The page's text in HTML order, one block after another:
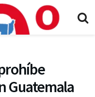
Guatemala